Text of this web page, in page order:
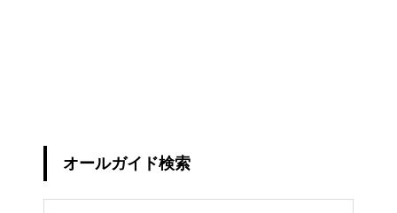
オールガイド検索